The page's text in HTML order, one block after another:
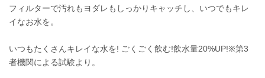
フィルターで汚れもヨダレもしっかりキャッチし、いつでもキレ
イなお水を。
いつもたくさんキレイな水を! ごくごく飲む!飲水量20%UP!※第3
者機関による試験より。